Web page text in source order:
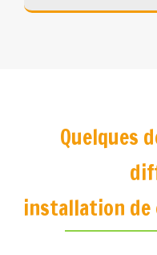
Quelques
installation de